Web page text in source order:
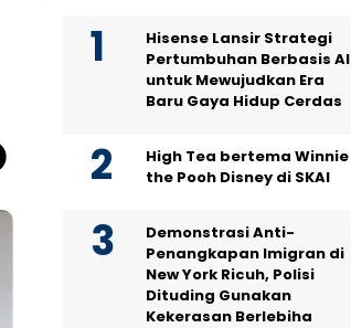
Hisense Lansir Strategi
Pertumbuhan Berbasis AI
untuk Mewujudkan Era
Baru Gaya Hidup Cerdas
High Tea bertema Winnie
the Pooh Disney di SKAI
Demonstrasi Anti-
Penangkapan Imigran di
New York Ricuh, Polisi
Dituding Gunakan
Kekerasan Berlebiha